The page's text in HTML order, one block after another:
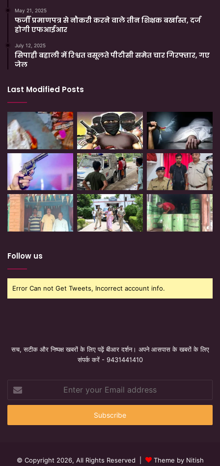
May 21, 2025
फर्जी प्रमाणपत्र से नौकरी करने वाले तीन शिक्षक बर्खास्त, दर्ज
होगी एफआईआर
July 12, 2025
सिपाही बहाली में रिश्वत वसूलते पीटीसी समेत चार गिरफ्तार, गए
जेल
Last Modified Posts
Follow us
Error Can not Get Tweets, Incorrect account info.
सच, सटीक और निष्पक्ष खबरों के लिए पढ़ें बीआर दर्शन। अपने आसपास के खबरों के लिए
संपर्क करें - 9431441410
your
Email
© Copyright 2026, All Rights Reserved | Theme by Nitish